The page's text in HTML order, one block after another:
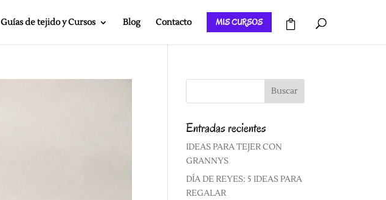
Guías de tejido y Cursos Blog Contacto MIS CURSOS
Entradas recientes
IDEAS PARA TEJER CON
GRANNYS
DÍA DE REYES: 5 IDEAS PARA
REGALAR